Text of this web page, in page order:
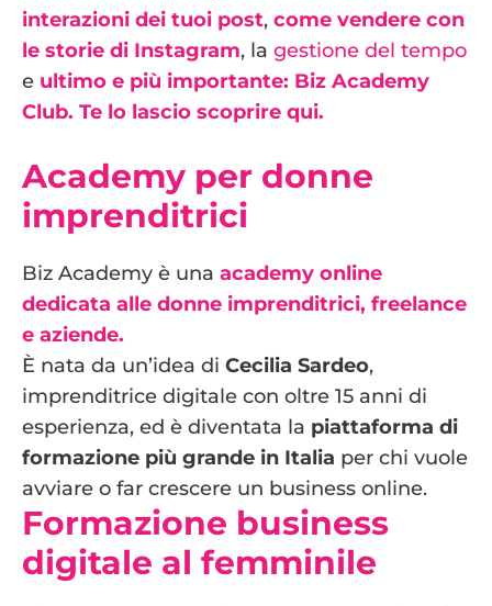
interazioni dei tuoi post, come vendere con
le storie di Instagram, la gestione del tempo
e ultimo e più importante: Biz Academy
Club. Te lo lascio scoprire qui.
Academy per donne
imprenditrici
Biz Academy è una academy online
dedicata alle donne imprenditrici, freelance
e aziende.
È nata da un’idea di Cecilia Sardeo,
imprenditrice digitale con oltre 15 anni di
esperienza, ed è diventata la piattaforma di
formazione più grande in Italia per chi vuole
avviare o far crescere un business online.
Formazione business
digitale al femminile